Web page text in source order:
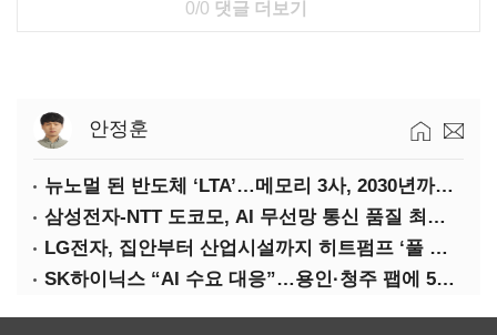
0/0 댓글 더보기
안정훈
뉴노멀 된 반도체 ‘LTA’…메모리 3사, 2030년까지 54조 선불 계약
삼성전자-NTT 도코모, AI 무선망 통신 품질 최적화 기술 검증
LG전자, 집안부터 산업시설까지 히트펌프 ‘풀 라인업’ 강화
SK하이닉스 “AI 수요 대응”…용인·청주 팹에 54조 투자